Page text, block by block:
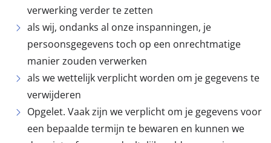
verwerking verder te zetten
als wij, ondanks al onze inspanningen, je
persoonsgegevens toch op een onrechtmatige
manier zouden verwerken
als we wettelijk verplicht worden om je gegevens te
verwijderen
Opgelet. Vaak zijn we verplicht om je gegevens voor
een bepaalde termijn te bewaren en kunnen we